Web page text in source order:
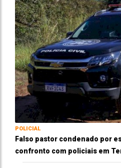
POLICIAL
Falso pastor condenado por
confronto com policiais em